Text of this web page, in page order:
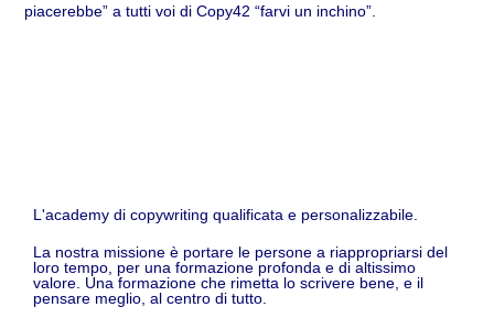
piacerebbe” a tutti voi di Copy42 “farvi un inchino”.
L'academy di copywriting qualificata e personalizzabile.
La nostra missione è portare le persone a riappropriarsi del
loro tempo, per una formazione profonda e di altissimo
valore. Una formazione che rimetta lo scrivere bene, e il
pensare meglio, al centro di tutto.